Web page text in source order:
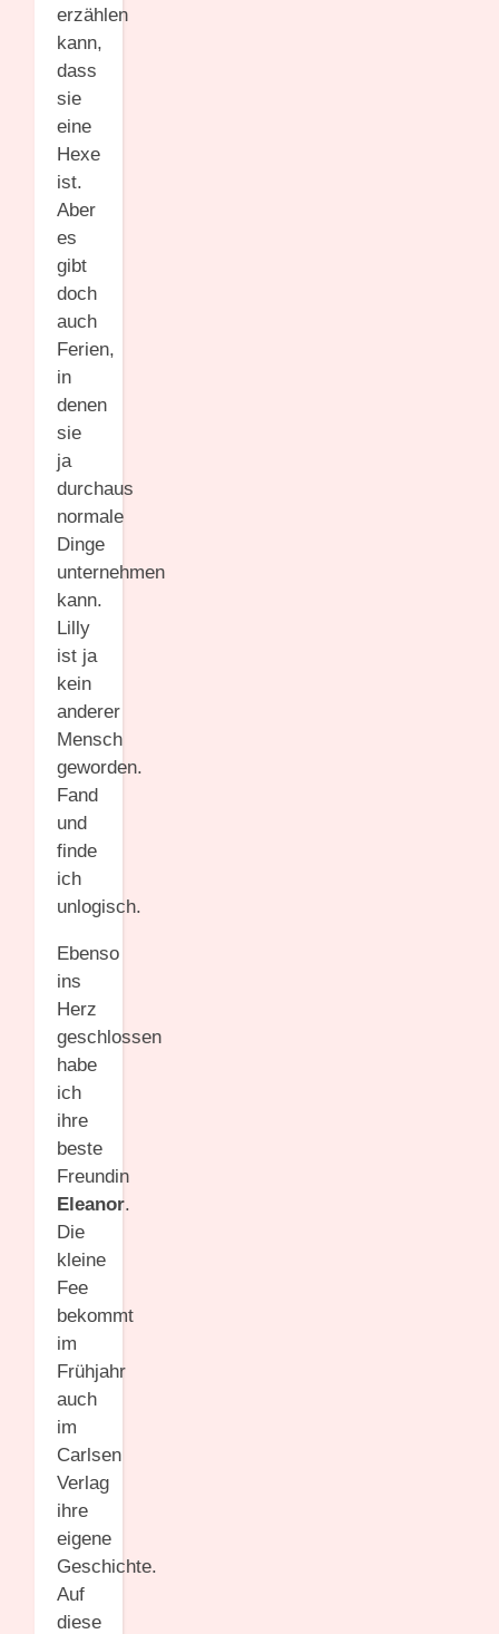
erzählen
kann,
dass
sie
eine
Hexe
ist.
Aber
es
gibt
doch
auch
Ferien,
in
denen
sie
ja
durchaus
normale
Dinge
unternehmen
kann.
Lilly
ist ja
kein
anderer
Mensch
geworden.
Fand
und
finde
ich
unlogisch.
Ebenso
ins
Herz
geschlossen
habe
ich
ihre
beste
Freundin
Eleanor.
Die
kleine
Fee
bekommt
im
Frühjahr
auch
im
Carlsen
Verlag
ihre
eigene
Geschichte.
Auf
diese